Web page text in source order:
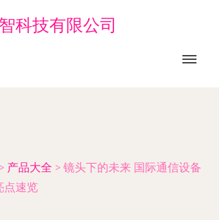
科技有限公司
> 产品大全 > 镜头下的未来 国际通信设备
点速览